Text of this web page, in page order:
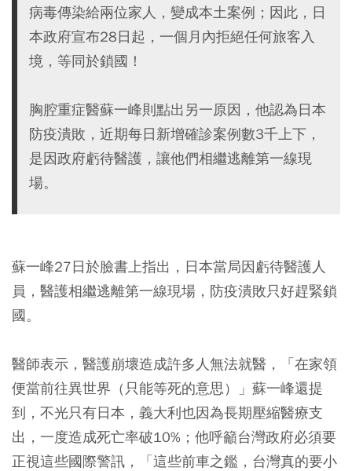
病毒傳染給兩位家人，變成本土案例；因此，日
本政府宣布28日起，一個月內拒絕任何旅客入
境，等同於鎖國！
胸腔重症醫蘇一峰則點出另一原因，他認為日本
防疫潰敗，近期每日新增確診案例數3千上下，
是因政府虧待醫護，讓他們相繼逃離第一線現
場。
蘇一峰27日於臉書上指出，日本當局因虧待醫護人
員，醫護相繼逃離第一線現場，防疫潰敗只好趕緊鎖
國。
醫師表示，醫護崩壞造成許多人無法就醫，「在家領
便當前往異世界（只能等死的意思）」蘇一峰還提
到，不光只有日本，義大利也因為長期壓縮醫療支
出，一度造成死亡率破10%；他呼籲台灣政府必須要
正視這些國際警訊，「這些前車之鑑，台灣真的要小